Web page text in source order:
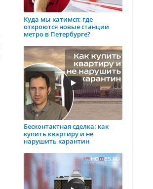
Куда мы катимся: где
откроются новые станции
метро в Петербурге?
Бесконтактная сделка: как
купить квартиру и не
нарушить карантин